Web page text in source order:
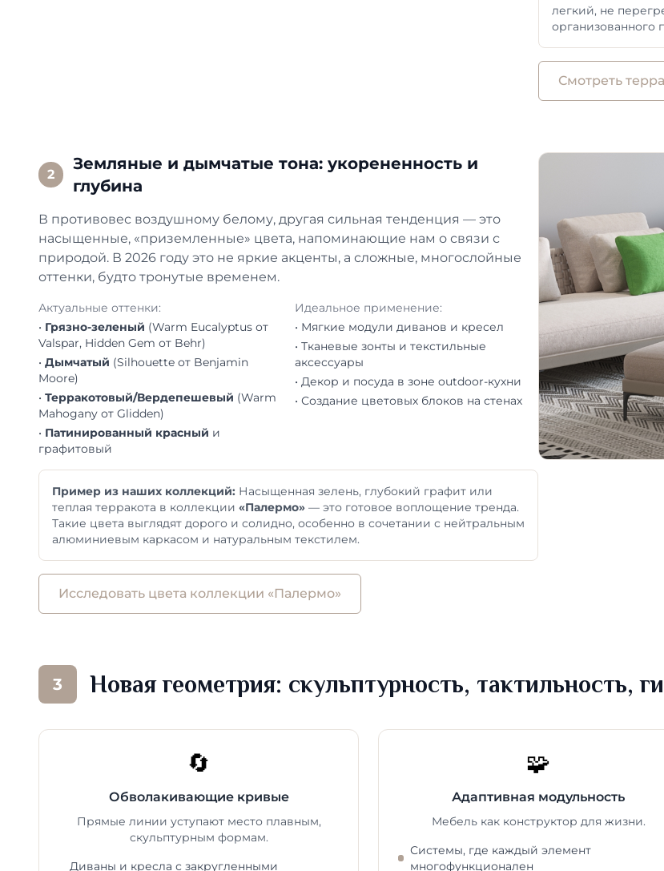
легкий, не
организованного
Смотреть
2
Земляные и дымчатые тона: укорененность и
глубина
В противовес воздушному белому, другая сильная тенденция — это
насыщенные, «приземленные» цвета, напоминающие нам о связи с
природой. В 2026 году это не яркие акценты, а сложные, многослойные
оттенки, будто тронутые временем.
Актуальные оттенки:
• Грязно-зеленый (Warm Eucalyptus от
Valspar, Hidden Gem от Behr)
• Дымчатый (Silhouette от Benjamin
Moore)
• Терракотовый/Вердепешевый (Warm
Mahogany от Glidden)
• Патинированный красный и
графитовый
Идеальное применение:
• Мягкие модули диванов и кресел
• Тканевые зонты и текстильные
аксессуары
• Декор и посуда в зоне outdoor-кухни
• Создание цветовых блоков на стенах
Пример из наших коллекций: Насыщенная зелень, глубокий графит или
теплая терракота в коллекции «Палермо» — это готовое воплощение тренда.
Такие цвета выглядят дорого и солидно, особенно в сочетании с нейтральным
алюминиевым каркасом и натуральным текстилем.
Исследовать цвета коллекции «Палермо»
3 Новая геометрия: скульптурность, тактильность,
🔄
Обволакивающие кривые
Прямые линии уступают место плавным,
скульптурным формам.
Диваны и кресла с закругленными
🧩
Адаптивная модульность
Мебель как конструктор для жизни.
Системы, где каждый элемент
многофункционален